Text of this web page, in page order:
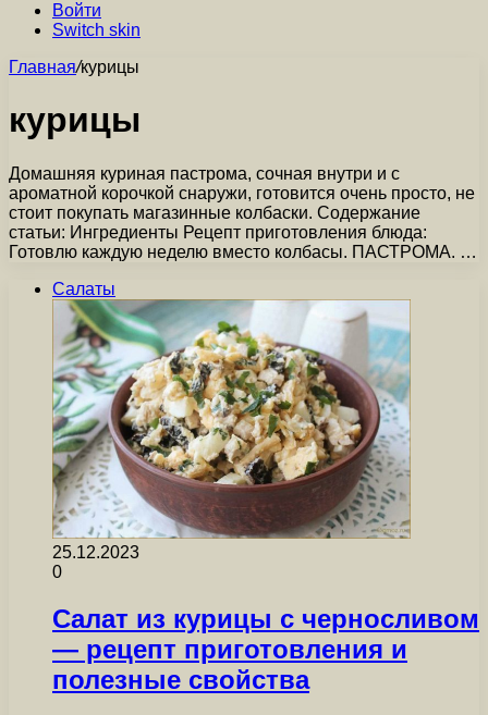
Войти
Switch skin
Главная/курицы
курицы
Домашняя куриная пастрома, сочная внутри и с
ароматной корочкой снаружи, готовится очень просто, не
стоит покупать магазинные колбаски. Содержание
статьи: Ингредиенты Рецепт приготовления блюда:
Готовлю каждую неделю вместо колбасы. ПАСТРОМА. …
Салаты
25.12.2023
0
Салат из курицы с черносливом
— рецепт приготовления и
полезные свойства